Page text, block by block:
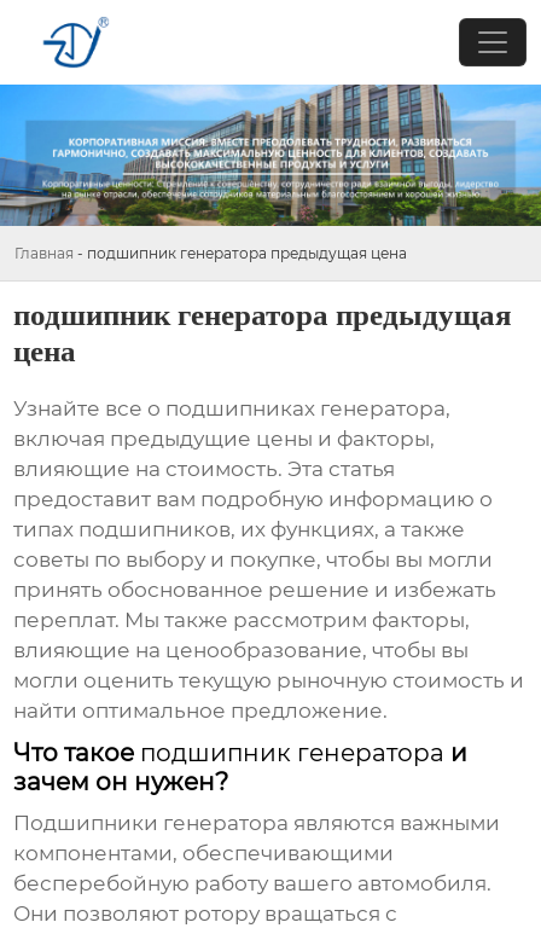
Главная - подшипник генератора предыдущая цена
подшипник генератора предыдущая
цена
Узнайте все о подшипниках генератора,
включая предыдущие цены и факторы,
влияющие на стоимость. Эта статья
предоставит вам подробную информацию о
типах подшипников, их функциях, а также
советы по выбору и покупке, чтобы вы могли
принять обоснованное решение и избежать
переплат. Мы также рассмотрим факторы,
влияющие на ценообразование, чтобы вы
могли оценить текущую рыночную стоимость и
найти оптимальное предложение.
Что такое подшипник генератора и
зачем он нужен?
Подшипники генератора являются важными
компонентами, обеспечивающими
бесперебойную работу вашего автомобиля.
Они позволяют ротору вращаться с